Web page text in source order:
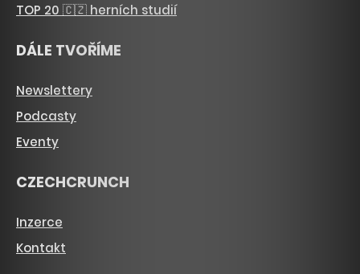
TOP 20 🇨🇿 herních studií
DÁLE TVOŘÍME
Newslettery
Podcasty
Eventy
CZECHCRUNCH
Inzerce
Kontakt